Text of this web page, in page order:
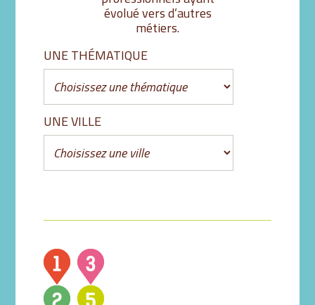
évolué vers d’autres
métiers.
UNE THÉMATIQUE
UNE VILLE